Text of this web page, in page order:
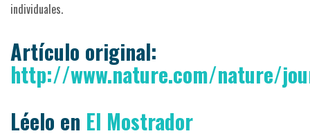
individuales.
Artículo original:
http://www.nature.com/nature/
Léelo en El Mostrador